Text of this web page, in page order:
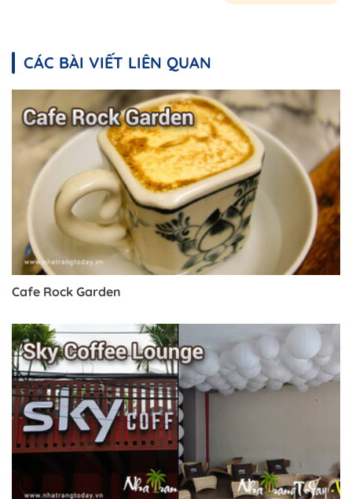
CÁC BÀI VIẾT LIÊN QUAN
Cafe Rock Garden